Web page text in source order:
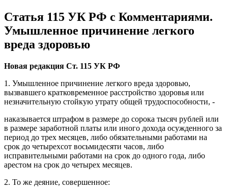
Статья 115 УК РФ с Комментариями.
Умышленное причинение легкого
вреда здоровью
Новая редакция Ст. 115 УК РФ
1. Умышленное причинение легкого вреда здоровью,
вызвавшего кратковременное расстройство здоровья или
незначительную стойкую утрату общей трудоспособности, -
наказывается штрафом в размере до сорока тысяч рублей или
в размере заработной платы или иного дохода осужденного за
период до трех месяцев, либо обязательными работами на
срок до четырехсот восьмидесяти часов, либо
исправительными работами на срок до одного года, либо
арестом на срок до четырех месяцев.
2. То же деяние, совершенное: